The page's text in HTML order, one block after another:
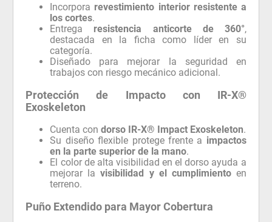
Incorpora revestimiento interior resistente a
los cortes.
Entrega resistencia anticorte de 360°,
destacada en la ficha como líder en su
categoría.
Diseñado para mejorar la seguridad en
trabajos con riesgo mecánico adicional.
Protección de Impacto con IR-X®
Exoskeleton
Cuenta condorso IR-X® Impact Exoskeleton.
Su diseño flexible protege frente a impactos
en la parte superior de la mano.
El color de alta visibilidad en el dorso ayuda a
mejorar lavisibilidad y el cumplimientoen
terreno.
Puño Extendido para Mayor Cobertura